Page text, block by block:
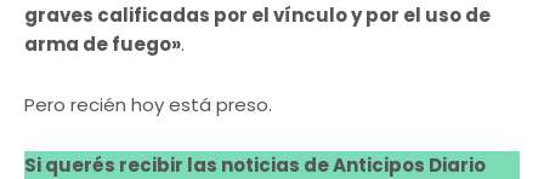
graves calificadas por el vínculo y por el uso de
arma de fuego».
Pero recién hoy está preso.
Si querés recibir las noticias de Anticipos Diario